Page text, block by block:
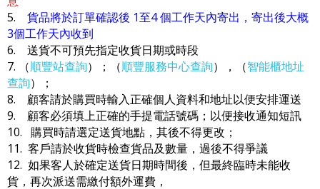
5. 貨品將於訂單確認後 1至4 個工作天內寄出，寄出後大概
3個工作天內收到
6. 送貨不可預先指定收貨日期或時段
7. （順豐站查詢）；（順豐服務中心查詢），（智能櫃地址
查詢）；
8. 顧客請於購買時輸入正確個人資料和地址以便安排運送
9. 顧客必須填上正確的手提電話號碼；以便接收通知短訊
10. 購買時請選定送貨地點，其後不得更改；
11. 客戶請於收貨時檢查貨品及數量，過後不得爭議
12. 如果客人於確定送貨日期時間後，但最終臨時未能收
貨，再次派送需繳付額外運費，